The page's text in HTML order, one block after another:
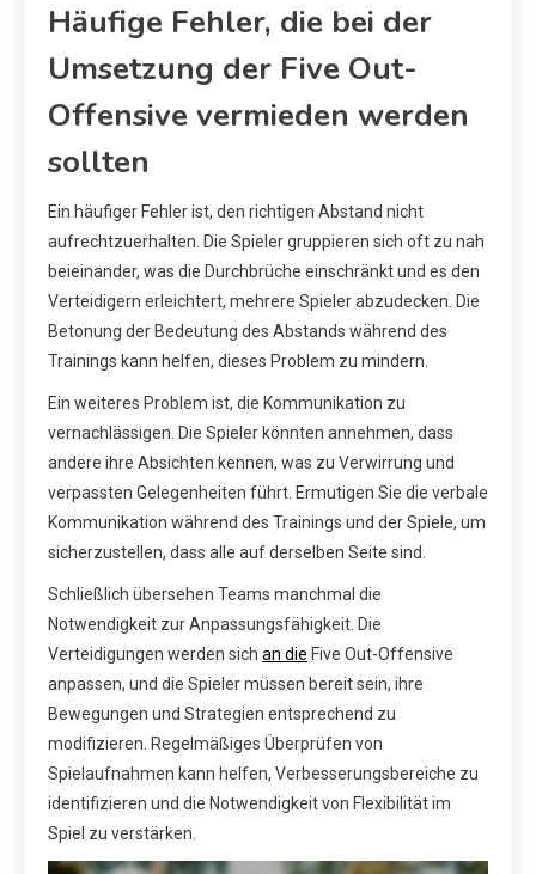
Häufige Fehler, die bei der
Umsetzung der Five Out-
Offensive vermieden werden
sollten
Ein häufiger Fehler ist, den richtigen Abstand nicht
aufrechtzuerhalten. Die Spieler gruppieren sich oft zu nah
beieinander, was die Durchbrüche einschränkt und es den
Verteidigern erleichtert, mehrere Spieler abzudecken. Die
Betonung der Bedeutung des Abstands während des
Trainings kann helfen, dieses Problem zu mindern.
Ein weiteres Problem ist, die Kommunikation zu
vernachlässigen. Die Spieler könnten annehmen, dass
andere ihre Absichten kennen, was zu Verwirrung und
verpassten Gelegenheiten führt. Ermutigen Sie die verbale
Kommunikation während des Trainings und der Spiele, um
sicherzustellen, dass alle auf derselben Seite sind.
Schließlich übersehen Teams manchmal die
Notwendigkeit zur Anpassungsfähigkeit. Die
Verteidigungen werden sich an die Five Out-Offensive
anpassen, und die Spieler müssen bereit sein, ihre
Bewegungen und Strategien entsprechend zu
modifizieren. Regelmäßiges Überprüfen von
Spielaufnahmen kann helfen, Verbesserungsbereiche zu
identifizieren und die Notwendigkeit von Flexibilität im
Spiel zu verstärken.